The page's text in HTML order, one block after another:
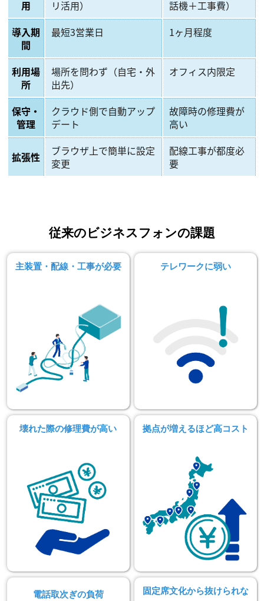
用
リ活用）
話機＋工事費）
導入期
間
最短3営業日 1ヶ月程度
利用場
所
場所を問わず（自宅・外
出先）
オフィス内限定
保守・
管理
クラウド側で自動アップ
デート
故障時の修理費が
高い
拡張性
ブラウザ上で簡単に設定
変更
配線工事が都度必
要
従来のビジネスフォンの課題
主装置・配線・工事が必要 テレワークに弱い
壊れた際の修理費が高い 拠点が増えるほど高コスト
電話取次ぎの負荷
固定席文化から抜けられな